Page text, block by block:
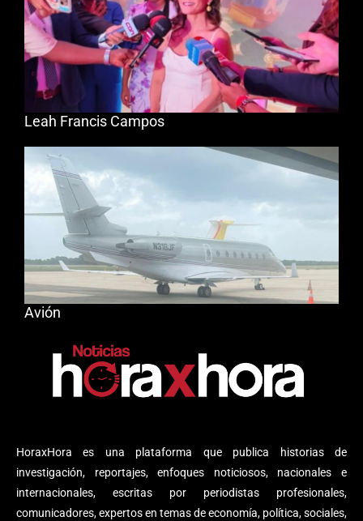
HoraxHora es una plataforma que publica historias de
investigación, reportajes, enfoques noticiosos, nacionales e
internacionales, escritas por periodistas profesionales,
comunicadores, expertos en temas de economía, política, sociales,
Leah Francis Campos
Avión